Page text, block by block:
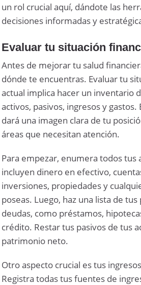
un rol crucial aquí, dándote las
decisiones informadas y
Evaluar tu situación
Antes de mejorar tu salud
dónde te encuentras. Evaluar tu
actual implica hacer un inventario
activos, pasivos, ingresos y gastos.
dará una imagen clara de tu
áreas que necesitan atención.
Para empezar, enumera todos tus
incluyen dinero en efectivo,
inversiones, propiedades y
poseas. Luego, haz una lista de
deudas, como préstamos,
crédito. Restar tus pasivos de tus
patrimonio neto.
Otro aspecto crucial es tus
Registra todas tus fuentes de